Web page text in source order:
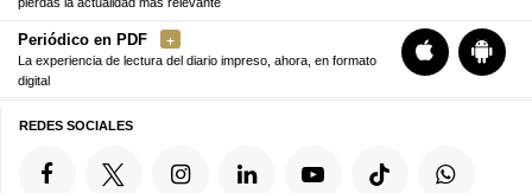
Periódico en PDF
La experiencia de lectura del diario impreso, ahora, en formato
digital
REDES SOCIALES